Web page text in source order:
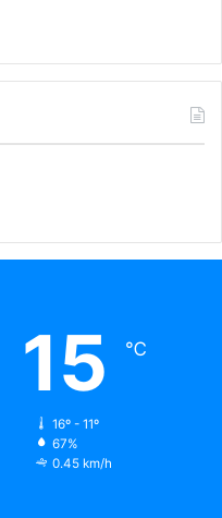
15 ℃
16º - 11º
67%
0.45 km/h